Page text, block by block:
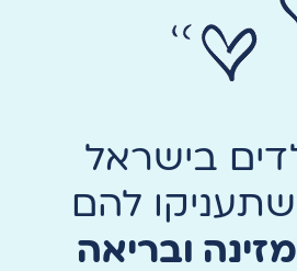
בישראל
להם
ובריאה